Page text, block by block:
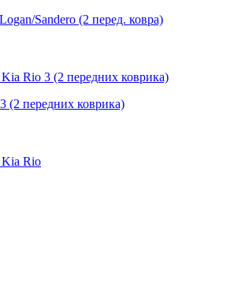
Sandero (2 перед. ковра)
(2 передних коврика)